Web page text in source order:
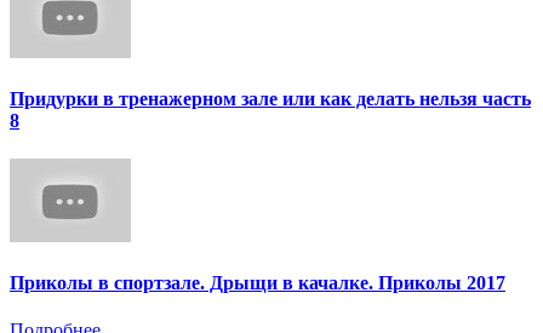
Придурки в тренажерном зале или как делать нельзя часть
8
Приколы в спортзале. Дрыщи в качалке. Приколы 2017